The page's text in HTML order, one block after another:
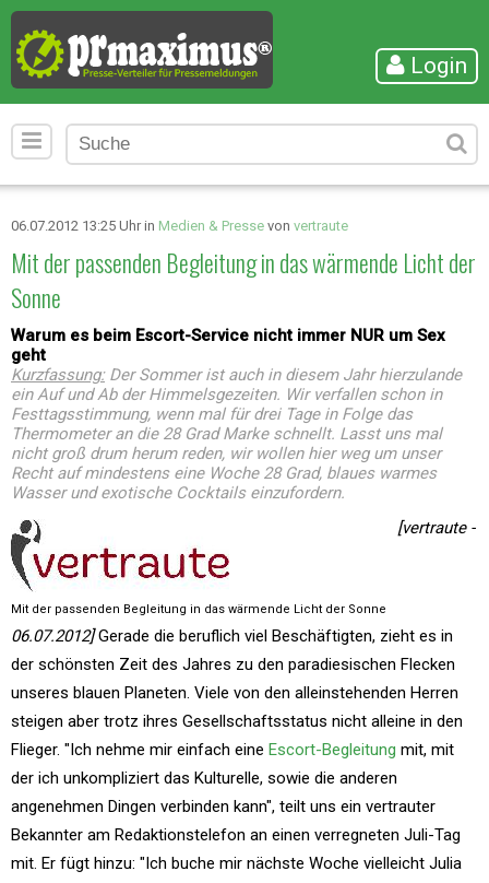
Login
06.07.2012 13:25 Uhr in Medien & Presse von vertraute
Mit der passenden Begleitung in das wärmende Licht der
Sonne
Warum es beim Escort-Service nicht immer NUR um Sex
geht
Kurzfassung:Der Sommer ist auch in diesem Jahr hierzulande
ein Auf und Ab der Himmelsgezeiten. Wir verfallen schon in
Festtagsstimmung, wenn mal für drei Tage in Folge das
Thermometer an die 28 Grad Marke schnellt. Lasst uns mal
nicht groß drum herum reden, wir wollen hier weg um unser
Recht auf mindestens eine Woche 28 Grad, blaues warmes
Wasser und exotische Cocktails einzufordern.
Mit der passenden Begleitung in das wärmende Licht der Sonne
[vertraute -
06.07.2012]Gerade die beruflich viel Beschäftigten, zieht es in
der schönsten Zeit des Jahres zu den paradiesischen Flecken
unseres blauen Planeten. Viele von den alleinstehenden Herren
steigen aber trotz ihres Gesellschaftsstatus nicht alleine in den
Flieger. "Ich nehme mir einfach eine Escort-Begleitung mit, mit
der ich unkompliziert das Kulturelle, sowie die anderen
angenehmen Dingen verbinden kann", teilt uns ein vertrauter
Bekannter am Redaktionstelefon an einen verregneten Juli-Tag
mit. Er fügt hinzu: "Ich buche mir nächste Woche vielleicht Julia